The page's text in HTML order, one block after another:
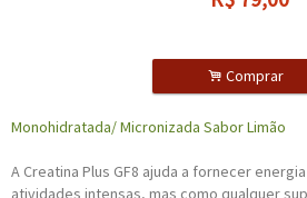
. Comprar
Monohidratada/ Micronizada Sabor Limão
A Creatina Plus GF8 ajuda a fornecer
atividades intensas, mas como qualquer